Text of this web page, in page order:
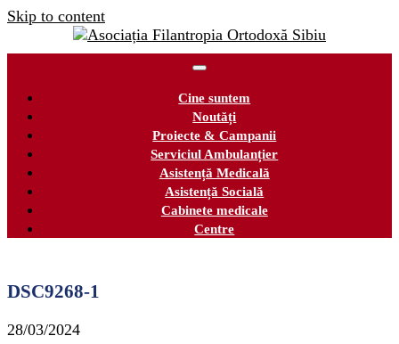
Skip to content
Cine suntem
Noutăți
Proiecte & Campanii
Serviciul Ambulanțier
Asistență Medicală
Asistență Socială
Cabinete medicale
Centre
DSC9268-1
28/03/2024